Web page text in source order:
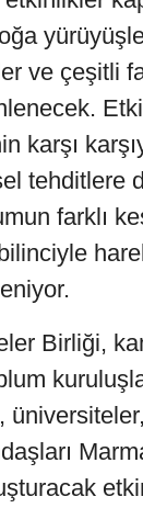
ve çeşitli
karşı
tehditlere
farklı
Birliği,